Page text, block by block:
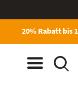
20% Rabatt bis